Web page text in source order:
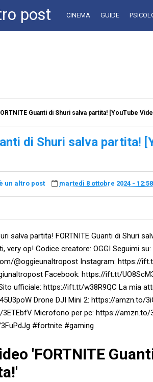
post CINEMA GUIDE
Guanti di Shuri salva partita! [YouTube
di Shuri salva partita!
un altro post martedì 8 ottobre 2024 - 12:58
salva partita! FORTNITE Guanti di Shuri
very op! Codice creatore: OGGI Seguimi su:
@oggieunaltropost Instagram: https://
Facebook: https://ift.tt/
ufficiale: https://ift.tt/w38R9QC La mia
Drone DJI Mini 2: https://amzn.to/
Microfono per pc: https://amzn.to/
#fortnite #gaming
'FORTNITE